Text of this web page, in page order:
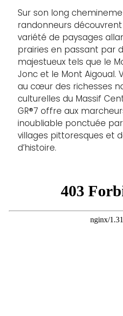
Sur son long
randonneurs
variété de paysages
prairies en passant par
majestueux tels que le
Jonc et le Mont Aigoual.
au cœur des richesses
culturelles du Massif
GR®7 offre aux
inoubliable ponctuée
villages pittoresques et
d’histoire.